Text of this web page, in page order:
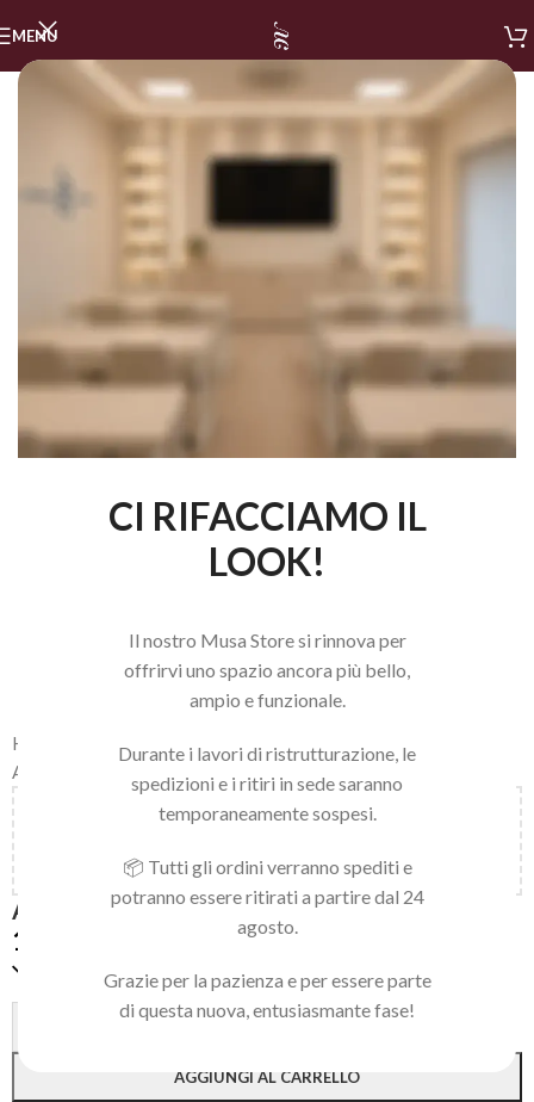
CI RIFACCIAMO IL
LOOK!
Il nostro Musa Store si rinnova per
offrirvi uno spazio ancora più bello,
ampio e funzionale.
Durante i lavori di ristrutturazione, le
spedizioni e i ritiri in sede saranno
temporaneamente sospesi.
📦 Tutti gli ordini verranno spediti e
potranno essere ritirati a partire dal 24
agosto.
Grazie per la pazienza e per essere parte
di questa nuova, entusiasmante fase!
MENU
Home LINEA NAILS / NAIL ART E ACCESSORI NAIL ART GEL
ART GEL 5ML
150,00€al carrello e ottieni la spedizione
ART GEL 19
12,90
AGGIUNGI AL CARRELLO